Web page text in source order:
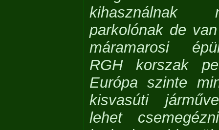
parkolónak de
máramarosi
RGH korszak
Európa szinte
kisvasúti
lehet